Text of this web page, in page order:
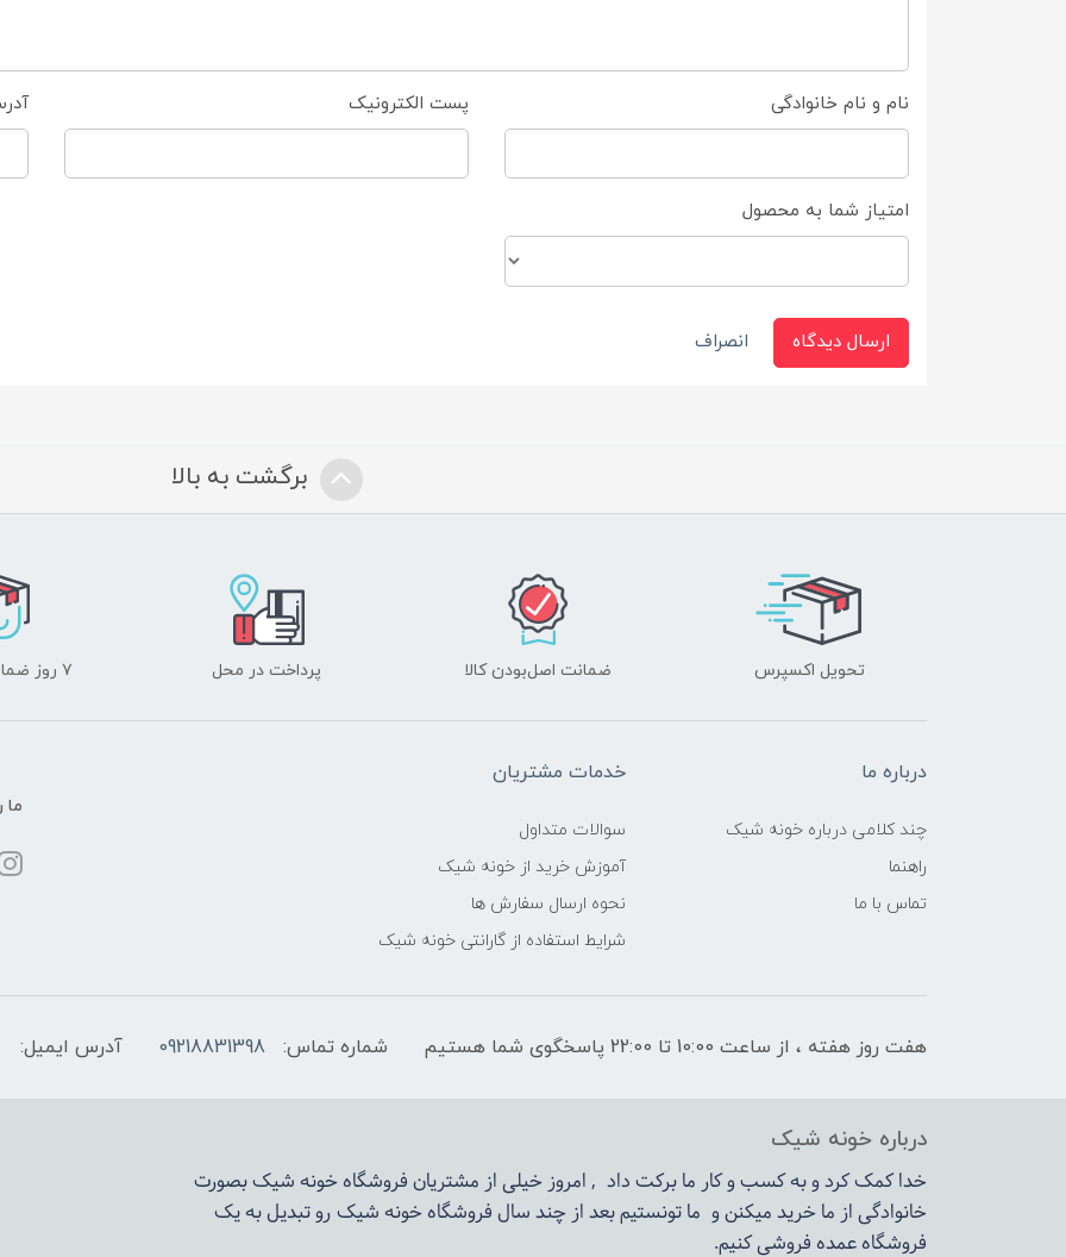
نام و نام خانوادگی پست الکترونیک
امتیاز شما به محصول
ارسال دیدگاه انصراف
برگشت به بالا
تحویل اکسپرس ضمانت اصل‌بودن کالا پرداخت در محل ۷ روز ضمانت بازگشت
درباره ما
چند کلامی درباره خونه شیک
راهنما
تماس با ما
خدمات مشتریان
سوالات متداول
آموزش خرید از خونه شیک
نحوه ارسال سفارش ها
شرایط استفاده از گارانتی خونه شیک
ما
هفت روز هفته ، از ساعت 10:00 تا 22:00 پاسخگوی شما هستیم شماره تماس: 09218831398 آدرس ایمیل:
درباره خونه شیک
خدا کمک کرد و به کسب و کار ما برکت داد , امروز خیلی از مشتریان فروشگاه خونه شیک بصورت
خانوادگی از ما خرید میکنن و ما تونستیم بعد از چند سال فروشگاهخونه شیکرو تبدیل به یک
فروشگاه عمده فروشی کنیم.